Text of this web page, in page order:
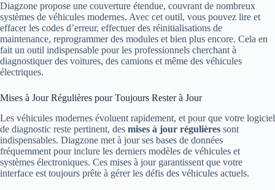
Diagzone propose une couverture étendue, couvrant de nombreux
systèmes de véhicules modernes. Avec cet outil, vous pouvez lire et
effacer les codes d’erreur, effectuer des réinitialisations de
maintenance, reprogrammer des modules et bien plus encore. Cela en
fait un outil indispensable pour les professionnels cherchant à
diagnostiquer des voitures, des camions et même des véhicules
électriques.
Mises à Jour Régulières pour Toujours Rester à Jour
Les véhicules modernes évoluent rapidement, et pour que votre logiciel
de diagnostic reste pertinent, des mises à jour régulières sont
indispensables. Diagzone met à jour ses bases de données
fréquemment pour inclure les derniers modèles de véhicules et
systèmes électroniques. Ces mises à jour garantissent que votre
interface est toujours prête à gérer les défis des véhicules actuels.